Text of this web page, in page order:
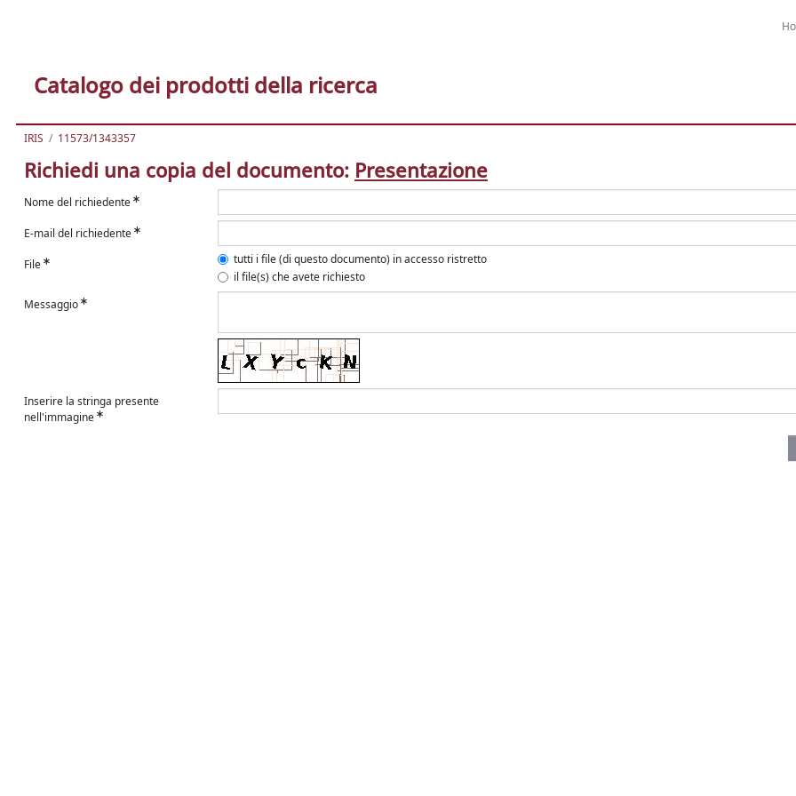
Catalogo dei prodotti della ricerca
IRIS 11573/1343357
Richiedi una copia del documento: Presentazione
Nome del richiedente
E-mail del richiedente
File
tutti i file (di questo documento) in accesso ristretto
il file(s) che avete richiesto
Messaggio
Inserire la stringa presente
nell'immagine